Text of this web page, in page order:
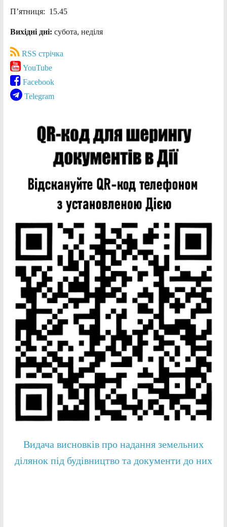
П’ятниця: 15.45
Вихідні дні: субота, неділя
RSS стрічка
YouTube
Facebook
Telegram
Видача висновків про надання земельних
ділянок під будівництво та документи до них